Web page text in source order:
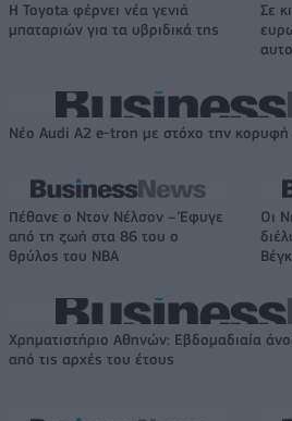
Η Toyota φέρνει νέα γενιά
μπαταριών για τα υβριδικά της
Σε
Νέο Audi A2 e-tron με στόχο την κορυφή
Πέθανε ο Ντον Νέλσον – Έφυγε
από τη ζωή στα 86 του ο
θρύλος του NBA
Οι
Χρηματιστήριο Αθηνών: Εβδομαδιαία
από τις αρχές του έτους